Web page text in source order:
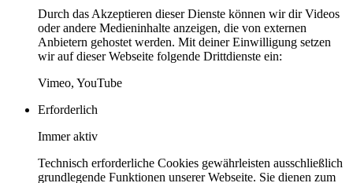
Durch das Akzeptieren dieser Dienste können wir dir Videos
oder andere Medieninhalte anzeigen, die von externen
Anbietern gehostet werden. Mit deiner Einwilligung setzen
wir auf dieser Webseite folgende Drittdienste ein:
Vimeo, YouTube
Erforderlich
Immer aktiv
Technisch erforderliche Cookies gewährleisten ausschließlich
grundlegende Funktionen unserer Webseite. Sie dienen zum